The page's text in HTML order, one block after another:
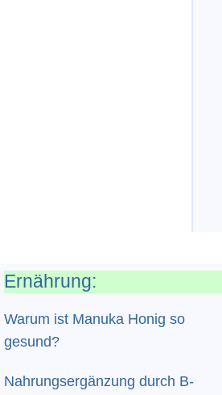
Ernährung:
Warum ist Manuka Honig so
gesund?
Nahrungsergänzung durch B-